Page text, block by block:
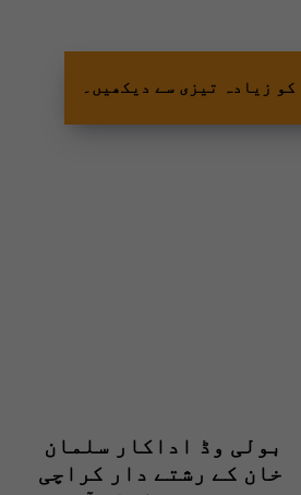
زیادہ تیزی سے دیکھیں۔
بولی وڈ اداکار سلمان
خان کے رشتے دار کراچی